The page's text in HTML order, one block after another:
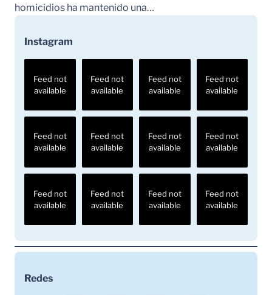
homicidios ha mantenido una…
Instagram
Feed not
available
Feed not
available
Feed not
available
Feed not
available
Feed not
available
Feed not
available
Feed not
available
Feed not
available
Feed not
available
Feed not
available
Feed not
available
Feed not
available
Redes